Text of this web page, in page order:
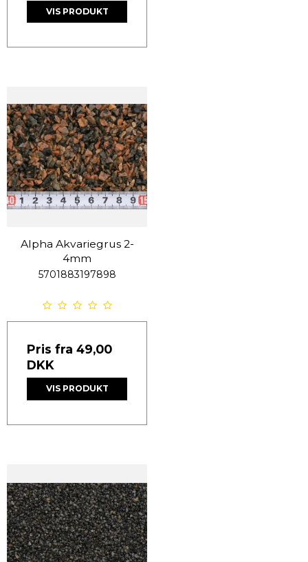
VIS PRODUKT
Alpha Akvariegrus 2-
4mm
5701883197898
Pris fra 49,00
DKK
VIS PRODUKT